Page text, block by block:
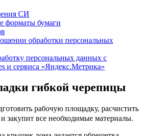
СИ
форматы бумаги
обработки персональных
персональных данных с
и сервиса «Яндекс.Метрика»
гибкой черепицы
рабочую площадку, расчистить
закупит все необходимые материалы.